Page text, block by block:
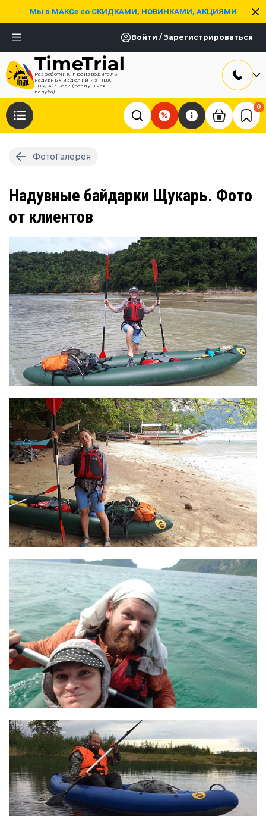
Мы в МАКСе со СКИДКАМИ, НОВИНКАМИ, АКЦИЯМИ
Войти / Зарегистрироваться
Разработчик, производитель
надувных изделий из ПВХ,
ТПУ, AirDeck (воздушная
палуба)
0
ФотоГалерея
Надувные байдарки Щукарь. Фото
от клиентов